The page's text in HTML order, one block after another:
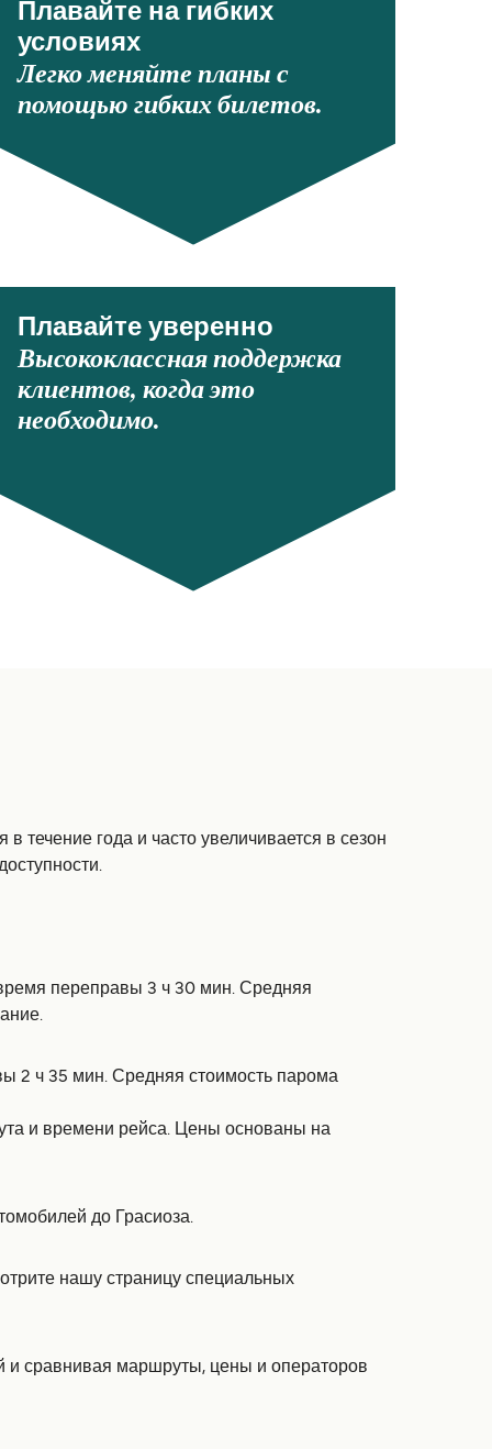
Плавайте на гибких
условиях
Легко меняйте планы с
помощью гибких билетов.
Плавайте уверенно
Высококлассная поддержка
клиентов, когда это
необходимо.
течение года и часто увеличивается в сезон
переправы 3 ч 30 мин. Средняя
2 ч 35 мин. Средняя стоимость парома
и времени рейса. Цены основаны на
до Грасиоза.
нашу страницу специальных
и сравнивая маршруты, цены и операторов